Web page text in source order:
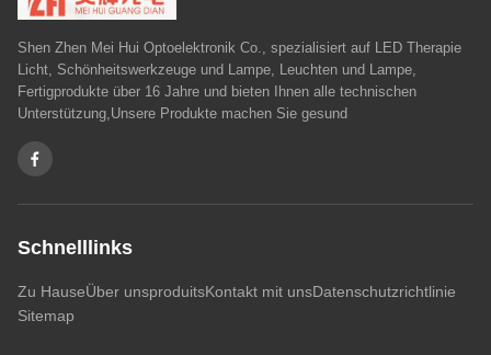
Shen Zhen Mei Hui Optoelektronik Co., spezialisiert auf LED Therapie
Licht, Schönheitswerkzeuge und Lampe, Leuchten und Lampe,
Fertigprodukte über 16 Jahre und bieten Ihnen alle technischen
Unterstützung,Unsere Produkte machen Sie gesund
Schnelllinks
Zu HauseÜber unsproduitsKontakt mit unsDatenschutzrichtlinie
Sitemap